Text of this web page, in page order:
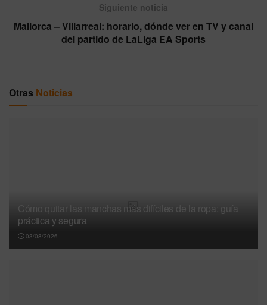
Siguiente noticia
Mallorca – Villarreal: horario, dónde ver en TV y canal
del partido de LaLiga EA Sports
Otras Noticias
Cómo quitar las manchas más difíciles de la ropa: guía
práctica y segura
03/08/2026